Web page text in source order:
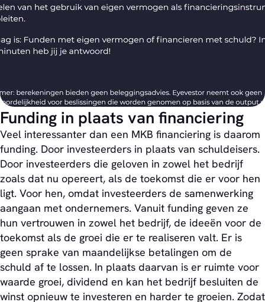
Funding in plaats van financiering
Veel interessanter dan een MKB financiering is daarom
funding. Door investeerders in plaats van schuldeisers.
Door investeerders die geloven in zowel het bedrijf
zoals dat nu opereert, als de toekomst die er voor hen
ligt. Voor hen, omdat investeerders de samenwerking
aangaan met ondernemers. Vanuit funding geven ze
hun vertrouwen in zowel het bedrijf, de ideeën voor de
toekomst als de groei die er te realiseren valt. Er is
geen sprake van maandelijkse betalingen om de
schuld af te lossen. In plaats daarvan is er ruimte voor
waarde groei, dividend en kan het bedrijf besluiten de
winst opnieuw te investeren en harder te groeien. Zodat